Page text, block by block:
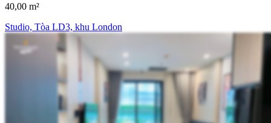
40,00 m²
Studio, Tòa LD3, khu London